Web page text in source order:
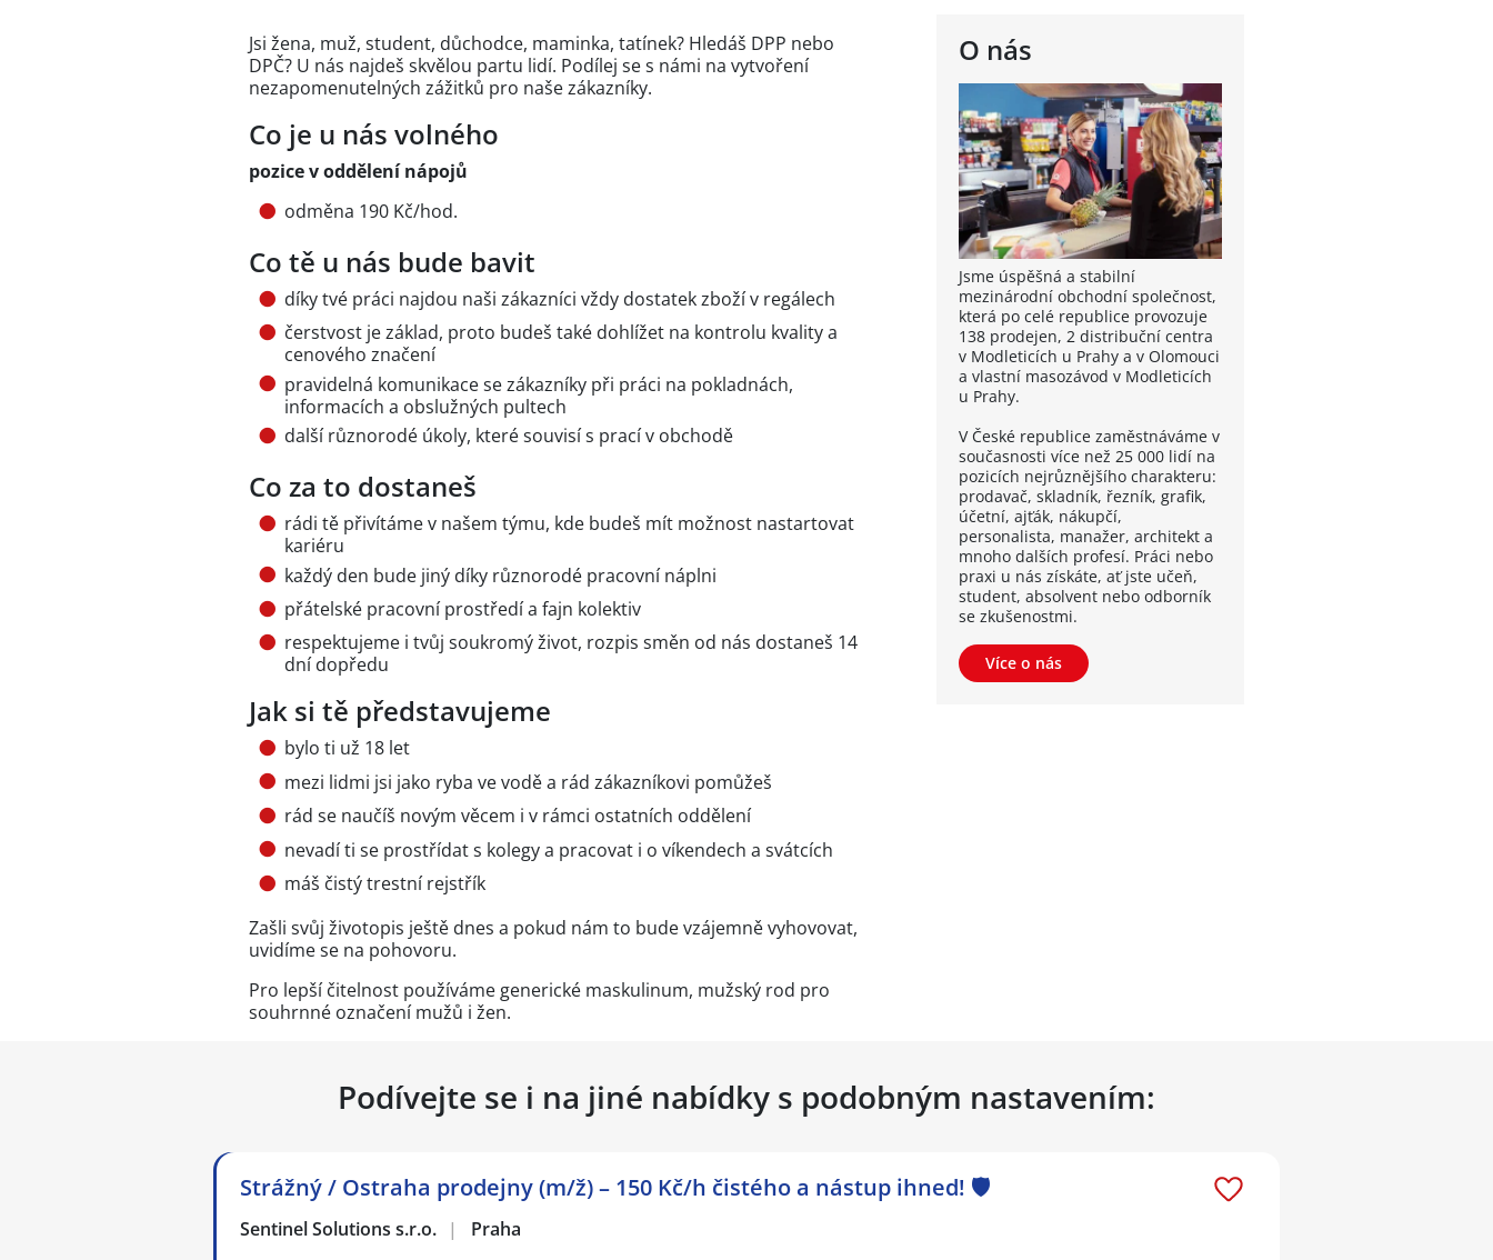
O nás
Jsme úspěšná a stabilní
mezinárodní obchodní společnost,
která po celé republice provozuje
138 prodejen, 2 distribuční centra
v Modleticích u Prahy a v Olomouci
a vlastní masozávod v Modleticích
u Prahy.
V České republice zaměstnáváme v
současnosti více než 25 000 lidí na
pozicích nejrůznějšího charakteru:
prodavač, skladník, řezník, grafik,
účetní, ajťák, nákupčí,
personalista, manažer, architekt a
mnoho dalších profesí. Práci nebo
praxi u nás získáte, ať jste učeň,
student, absolvent nebo odborník
se zkušenostmi.
Více o nás
Jsi žena, muž, student, důchodce, maminka, tatínek? Hledáš DPP nebo
DPČ? U nás najdeš skvělou partu lidí. Podílej se s námi na vytvoření
nezapomenutelných zážitků pro naše zákazníky.
Co je u nás volného
pozice v oddělení nápojů
odměna 190 Kč/hod.
Co tě u nás bude bavit
díky tvé práci najdou naši zákazníci vždy dostatek zboží v regálech
čerstvost je základ, proto budeš také dohlížet na kontrolu kvality a
cenového značení
pravidelná komunikace se zákazníky při práci na pokladnách,
informacích a obslužných pultech
další různorodé úkoly, které souvisí s prací v obchodě
Co za to dostaneš
rádi tě přivítáme v našem týmu, kde budeš mít možnost nastartovat
kariéru
každý den bude jiný díky různorodé pracovní náplni
přátelské pracovní prostředí a fajn kolektiv
respektujeme i tvůj soukromý život, rozpis směn od nás dostaneš 14
dní dopředu
Jak si tě představujeme
bylo ti už 18 let
mezi lidmi jsi jako ryba ve vodě a rád zákazníkovi pomůžeš
rád se naučíš novým věcem i v rámci ostatních oddělení
nevadí ti se prostřídat s kolegy a pracovat i o víkendech a svátcích
máš čistý trestní rejstřík
Zašli svůj životopis ještě dnes a pokud nám to bude vzájemně vyhovovat,
uvidíme se na pohovoru.
Pro lepší čitelnost používáme generické maskulinum, mužský rod pro
souhrnné označení mužů i žen.
Podívejte se i na jiné nabídky s podobným nastavením:
Strážný / Ostraha prodejny (m/ž) – 150 Kč/h čistého a nástup ihned! 🛡️
Sentinel Solutions s.r.o. | Praha